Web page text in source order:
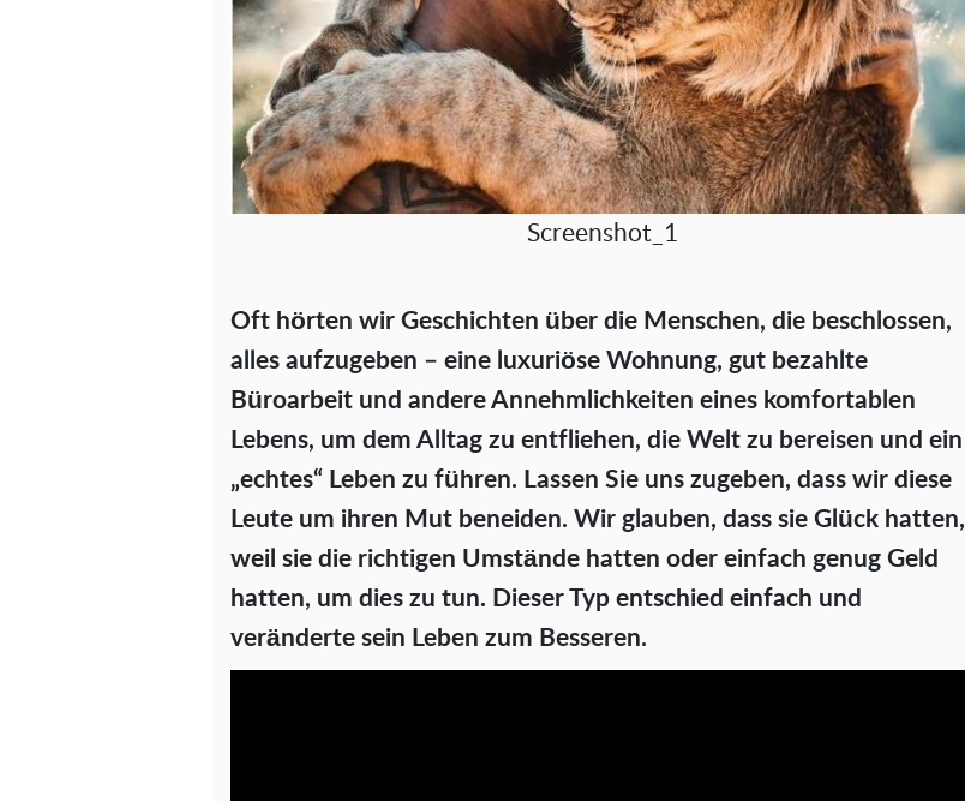
Screenshot_1
Oft hörten wir Geschichten über die Menschen, die beschlossen,
alles aufzugeben – eine luxuriöse Wohnung, gut bezahlte
Büroarbeit und andere Annehmlichkeiten eines komfortablen
Lebens, um dem Alltag zu entfliehen, die Welt zu bereisen und ein
„echtes“ Leben zu führen. Lassen Sie uns zugeben, dass wir diese
Leute um ihren Mut beneiden. Wir glauben, dass sie Glück hatten,
weil sie die richtigen Umstände hatten oder einfach genug Geld
hatten, um dies zu tun. Dieser Typ entschied einfach und
veränderte sein Leben zum Besseren.